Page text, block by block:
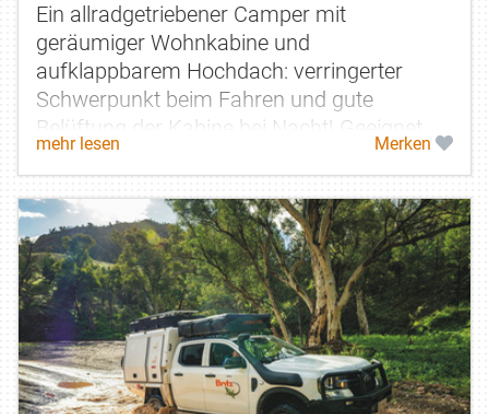
Ein allradgetriebener Camper mit
geräumiger Wohnkabine und
aufklappbarem Hochdach: verringerter
Schwerpunkt beim Fahren und gute
Belüftung der Kabine bei Nacht! Geeignet
für max. 2 Erwachsene.
mehr lesen Merken